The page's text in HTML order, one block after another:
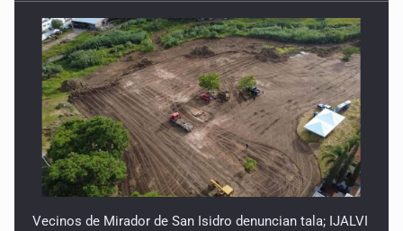
Vecinos de Mirador de San Isidro denuncian tala; IJALVI